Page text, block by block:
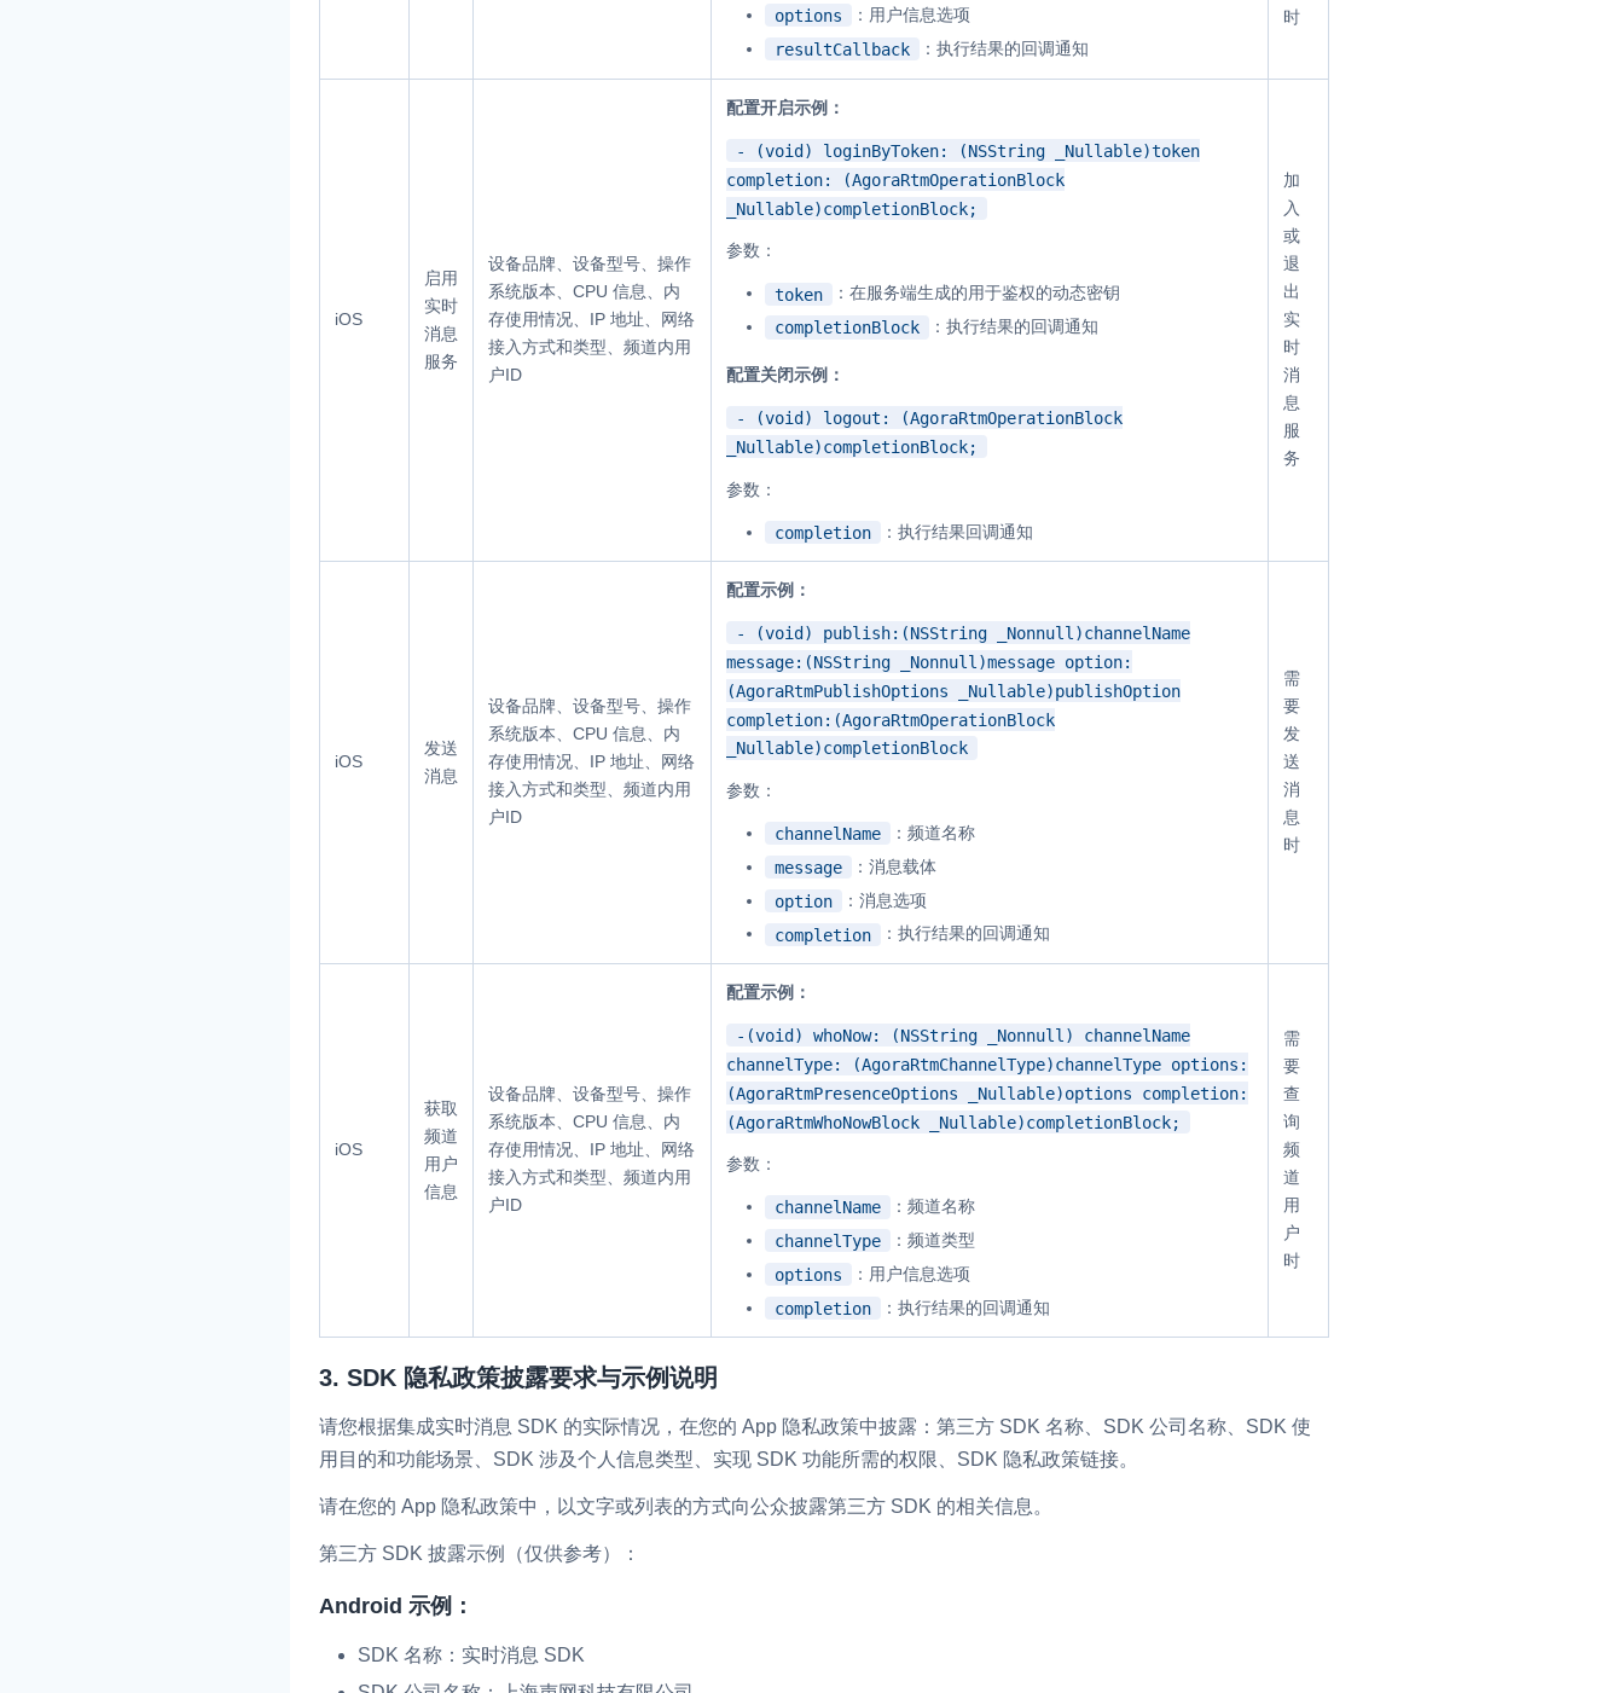
options
：用户信息选项
resultCallback
：执行结果的回调通知
时
iOS
启用
实时
消息
服务
设备品牌、设备型号、操作
系统版本、CPU 信息、内
存使用情况、IP 地址、网络
接入方式和类型、频道内用
户ID
配置开启示例：
- (void) loginByToken: (NSString _Nullable)token
completion: (AgoraRtmOperationBlock
_Nullable)completionBlock;
参数：
token
：在服务端生成的用于鉴权的动态密钥
completionBlock
：执行结果的回调通知
配置关闭示例：
- (void) logout: (AgoraRtmOperationBlock
_Nullable)completionBlock;
参数：
completion ：执行结果回调通知
加
入
或
退
出
实
时
消
息
服
务
iOS
发送
消息
设备品牌、设备型号、操作
系统版本、CPU 信息、内
存使用情况、IP 地址、网络
接入方式和类型、频道内用
户ID
配置示例：
- (void) publish:(NSString _Nonnull)channelName
message:(NSString _Nonnull)message option:
(AgoraRtmPublishOptions _Nullable)publishOption
completion:(AgoraRtmOperationBlock
_Nullable)completionBlock
参数：
channelName
：频道名称
message
：消息载体
option
：消息选项
completion
：执行结果的回调通知
需
要
发
送
消
息
时
iOS
获取
频道
用户
信息
设备品牌、设备型号、操作
系统版本、CPU 信息、内
存使用情况、IP 地址、网络
接入方式和类型、频道内用
户ID
配置示例：
-(void) whoNow: (NSString _Nonnull) channelName
channelType: (AgoraRtmChannelType)channelType options:
(AgoraRtmPresenceOptions _Nullable)options completion:
(AgoraRtmWhoNowBlock _Nullable)completionBlock;
参数：
channelName
：频道名称
channelType
：频道类型
options
：用户信息选项
completion
：执行结果的回调通知
需
要
查
询
频
道
用
户
时
3. SDK 隐私政策披露要求与示例说明
请您根据集成实时消息 SDK 的实际情况，在您的 App 隐私政策中披露：第三方 SDK 名称、SDK 公司名称、SDK 使
用目的和功能场景、SDK 涉及个人信息类型、实现 SDK 功能所需的权限、SDK 隐私政策链接。
请在您的 App 隐私政策中，以文字或列表的方式向公众披露第三方 SDK 的相关信息。
第三方 SDK 披露示例（仅供参考）：
Android 示例：
SDK 名称：实时消息 SDK